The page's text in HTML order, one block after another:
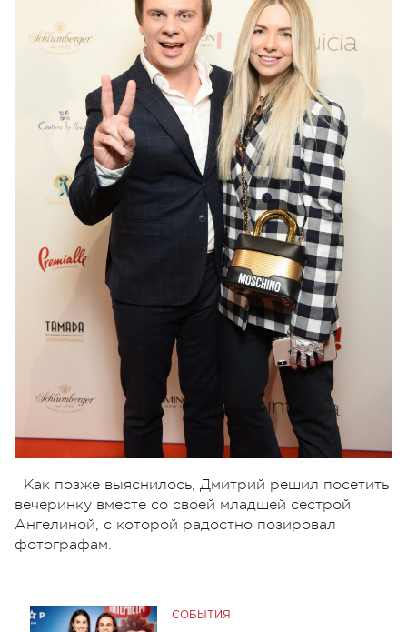
Как позже выяснилось, Дмитрий решил посетить
вечеринку вместе со своей младшей сестрой
Ангелиной, с которой радостно позировал
фотографам.
СОБЫТИЯ